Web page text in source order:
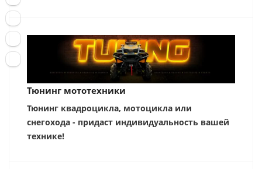
Тюнинг мототехники
Тюнинг квадроцикла, мотоцикла или
снегохода - придаст индивидуальность вашей
технике!